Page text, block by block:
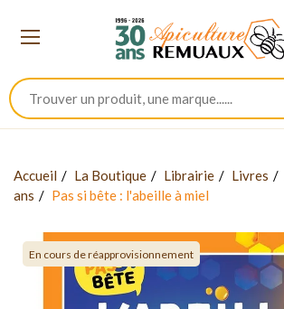
Accueil La Boutique Librairie Livres
ans
Pas si bête : l'abeille à miel
En cours de réapprovisionnement